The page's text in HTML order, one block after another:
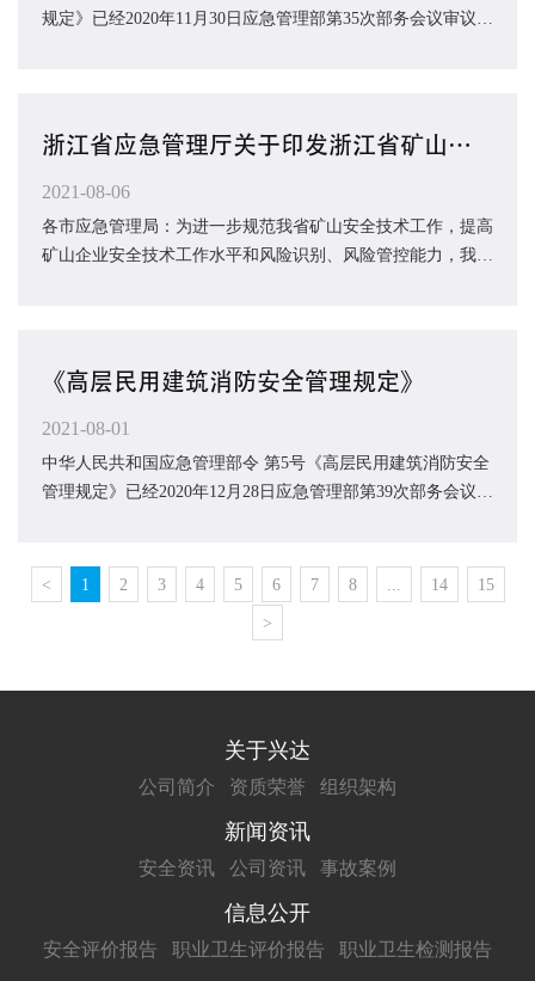
规定》已经2020年11月30日应急管理部第35次部务会议审议通
浙江省应急管理厅关于印发浙江省矿山安全技术工作指南的通知
2021-08-06
各市应急管理局：为进一步规范我省矿山安全技术工作，提高
矿山企业安全技术工作水平和风险识别、风险管控能力，我厅
《高层民用建筑消防安全管理规定》
2021-08-01
中华人民共和国应急管理部令 第5号《高层民用建筑消防安全
管理规定》已经2020年12月28日应急管理部第39次部务会议审
< 1 2 3 4 5 6 7 8 ... 14 15
>
关于兴达
公司简介 资质荣誉 组织架构
新闻资讯
安全资讯 公司资讯 事故案例
信息公开
安全评价报告 职业卫生评价报告 职业卫生检测报告